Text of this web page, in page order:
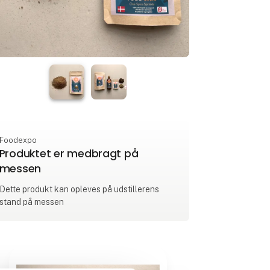
Foodexpo
Produktet er medbragt på
messen
Dette produkt kan opleves på udstillerens
stand på messen